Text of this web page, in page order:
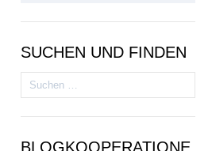
SUCHEN UND FINDEN
Suchen
nach:
BLOGKOOPERATIONE